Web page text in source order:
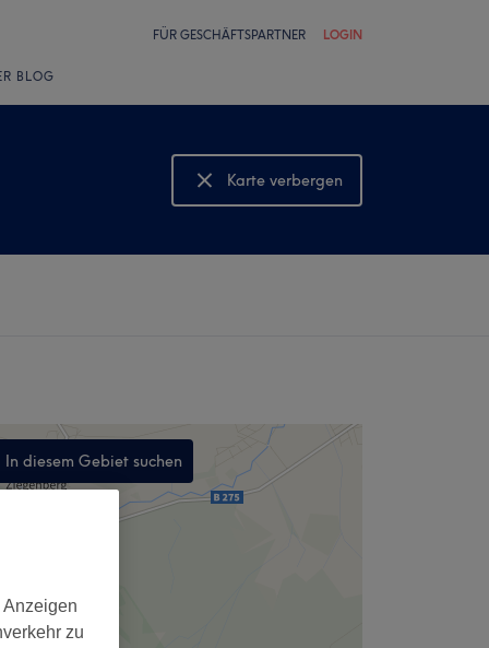
FÜR GESCHÄFTSPARTNER LOGIN
BLOG
Karte verbergen
Karte anzeigen
In diesem Gebiet suchen
,
zu